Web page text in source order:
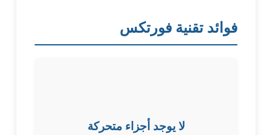
فوائد تقنية فورتكس
لا يوجد أجزاء متحركة